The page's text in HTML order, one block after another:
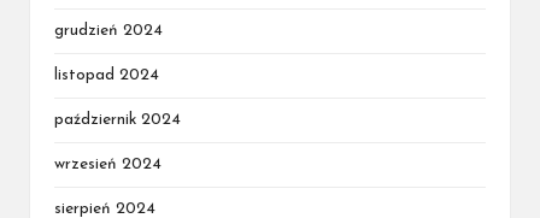
grudzień 2024
listopad 2024
październik 2024
wrzesień 2024
sierpień 2024